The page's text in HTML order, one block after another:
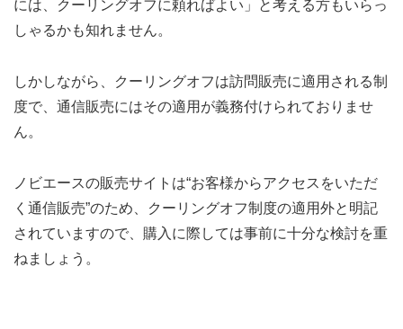
には、クーリングオフに頼ればよい」と考える方もいらっ
しゃるかも知れません。
しかしながら、クーリングオフは訪問販売に適用される制
度で、通信販売にはその適用が義務付けられておりませ
ん。
ノビエースの販売サイトは“お客様からアクセスをいただ
く通信販売”のため、クーリングオフ制度の適用外と明記
されていますので、購入に際しては事前に十分な検討を重
ねましょう。